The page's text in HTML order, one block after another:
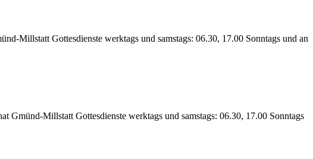
Millstatt Gottesdienste werktags und samstags: 06.30, 17.00 Sonntags und an
Gmünd-Millstatt Gottesdienste werktags und samstags: 06.30, 17.00 Sonntags